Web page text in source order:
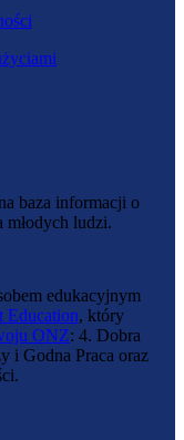
baza informacji o
ludzi.
edukacyjnym
Education, który
ONZ: 4. Dobra
i Godna Praca oraz